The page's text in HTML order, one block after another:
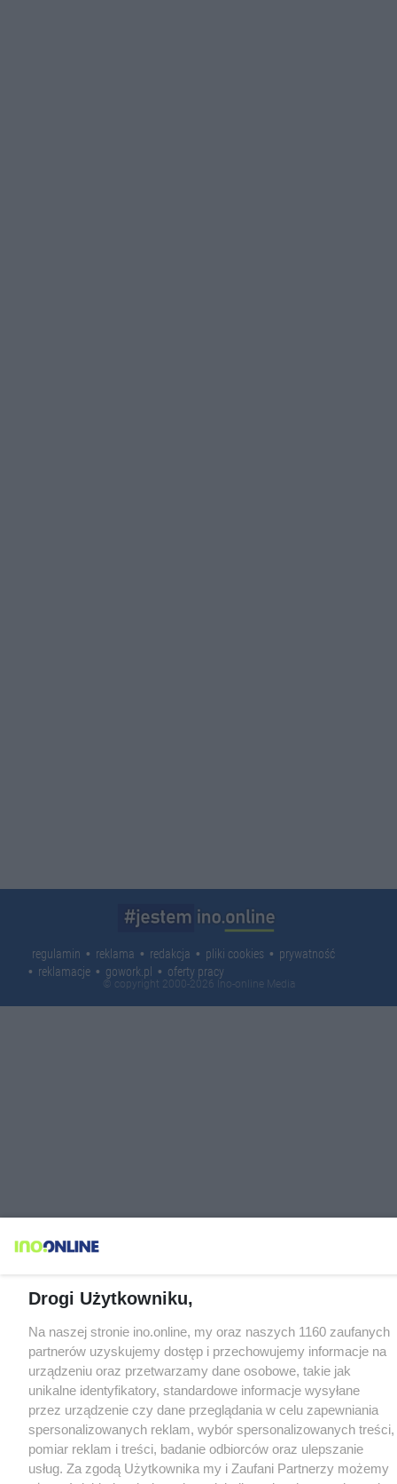
regulamin reklama redakcja pliki cookies
prywatność
reklamacje
gowork.pl oferty pracy
© copyright 2000-2026 Ino-online Media
Drogi Użytkowniku,
Na naszej stronie ino.online, my oraz naszych 1160 zaufanych
partnerów uzyskujemy dostęp i przechowujemy informacje na
urządzeniu oraz przetwarzamy dane osobowe, takie jak
unikalne identyfikatory, standardowe informacje wysyłane
przez urządzenie czy dane przeglądania w celu zapewniania
spersonalizowanych reklam, wybór spersonalizowanych treści,
pomiar reklam i treści, badanie odbiorców oraz ulepszanie
usług. Za zgodą Użytkownika my i Zaufani Partnerzy możemy